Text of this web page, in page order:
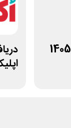
کد تخفیف اسنپ مارکت 1405